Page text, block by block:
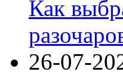
Как
26-07-